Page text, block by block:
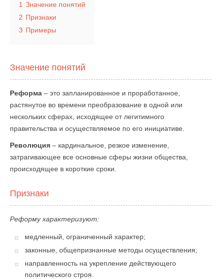
1 Значение понятий
2 Признаки
3 Примеры
Значение понятий
Реформа – это запланированное и проработанное,
растянутое во времени преобразование в одной или
нескольких сферах, исходящее от легитимного
правительства и осуществляемое по его инициативе.
Революция – кардинальное, резкое изменение,
затрагивающее все основные сферы жизни общества,
происходящее в короткие сроки.
Признаки
Реформу характеризуют:
медленный, ограниченный характер;
законные, общепризнанные методы осуществления;
направленность на укрепление действующего
политического строя.